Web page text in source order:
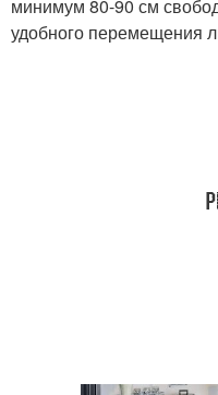
минимум 80-90 см
удобного перемещения